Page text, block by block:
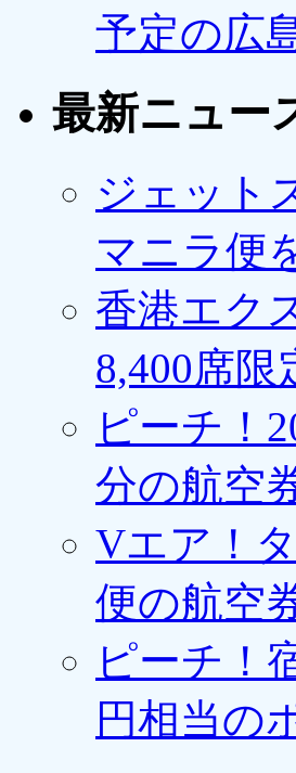
予定の広
最新ニュー
ジェット
マニラ便
香港エク
8,400席
ピーチ！
分の航空
Vエア！
便の航空
ピーチ！
円相当の